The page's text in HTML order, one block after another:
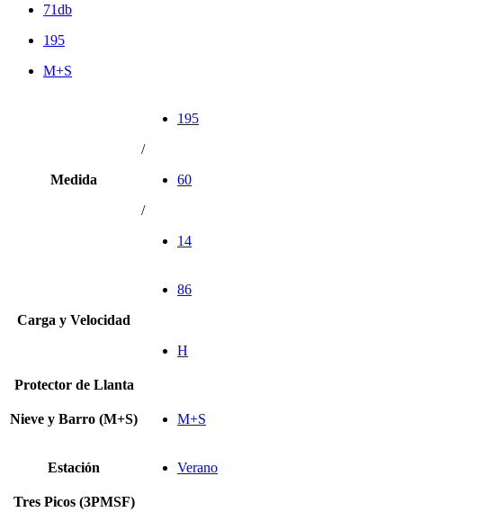
71db
195
M+S
Medida
195
/
60
/
14
Carga y Velocidad
86
H
Protector de Llanta
Nieve y Barro (M+S) M+S
Estación Verano
Tres Picos (3PMSF)